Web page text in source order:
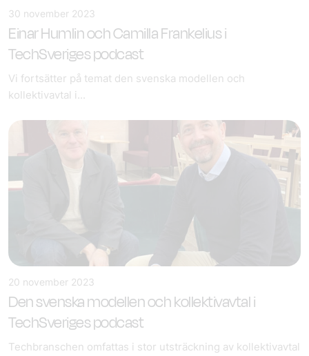
30 november 2023
Einar Humlin och Camilla Frankelius i
TechSveriges podcast
Vi fortsätter på temat den svenska modellen och
kollektivavtal i...
20 november 2023
Den svenska modellen och kollektivavtal i
TechSveriges podcast
Techbranschen omfattas i stor utsträckning av kollektivavtal